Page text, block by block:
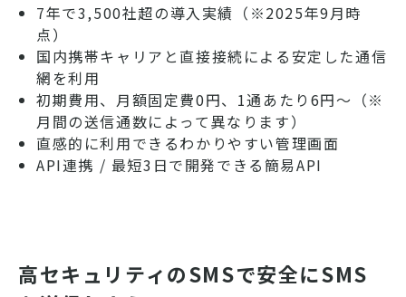
7年で3,500社超の導入実績（※2025年9月時
点）
国内携帯キャリアと直接接続による安定した通信
網を利用
初期費用、月額固定費0円、1通あたり6円～（※
月間の送信通数によって異なります）
直感的に利用できるわかりやすい管理画面
API連携 / 最短3日で開発できる簡易API
高セキュリティのSMSで安全にSMS